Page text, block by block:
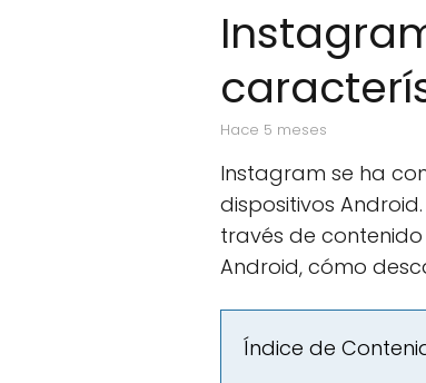
hace 5 meses
Instagram se ha
dispositivos
través de
Android, cómo
Índice de